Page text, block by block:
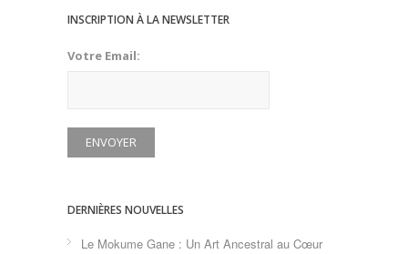
INSCRIPTION À LA NEWSLETTER
Votre Email:
DERNIÈRES NOUVELLES
Le Mokume Gane : Un Art Ancestral au Cœur